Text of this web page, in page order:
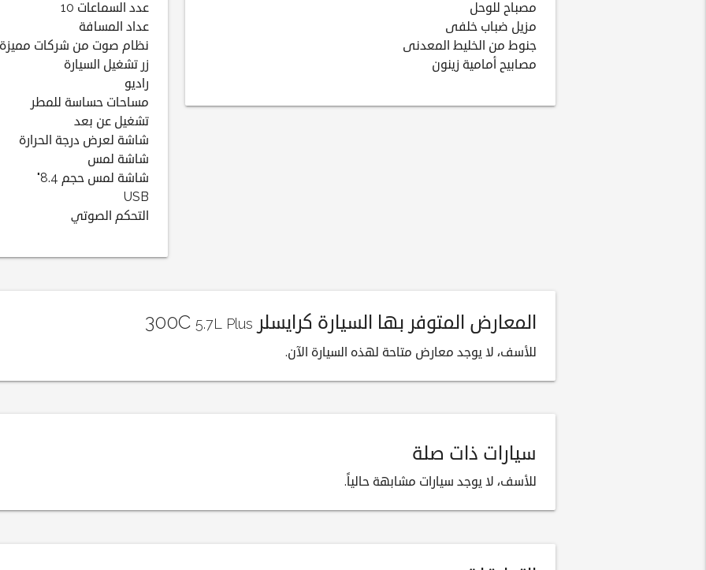
مصباح للوحل
مزيل ضباب خلفى
جنوط من الخليط المعدنى
مصابيح أمامية زينون
عدد السماعات 10
عداد المسافة
نظام صوت من شركات مميزة
زر تشغيل السيارة
راديو
مساحات حساسة للمطر
تشغيل عن بعد
شاشة لعرض درجة الحرارة
شاشة لمس
شاشة لمس حجم 8.4"
USB
التحكم الصوتي
المعارض المتوفر بها السيارة كرايسلر 300C 5.7L Plus
للأسف، لا يوجد معارض متاحة لهذه السيارة الآن.
سيارات ذات صلة
للأسف، لا يوجد سيارات مشابهة حالياً.